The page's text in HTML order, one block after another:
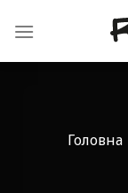
Головна